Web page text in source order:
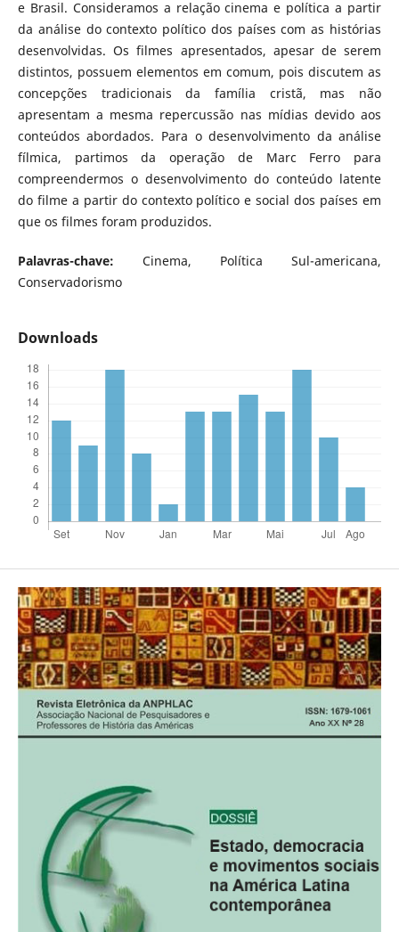
e Brasil. Consideramos a relação cinema e política a partir
da análise do contexto político dos países com as histórias
desenvolvidas. Os filmes apresentados, apesar de serem
distintos, possuem elementos em comum, pois discutem as
concepções tradicionais da família cristã, mas não
apresentam a mesma repercussão nas mídias devido aos
conteúdos abordados. Para o desenvolvimento da análise
fílmica, partimos da operação de Marc Ferro para
compreendermos o desenvolvimento do conteúdo latente
do filme a partir do contexto político e social dos países em
que os filmes foram produzidos.
Palavras-chave: Cinema, Política Sul-americana,
Conservadorismo
Downloads